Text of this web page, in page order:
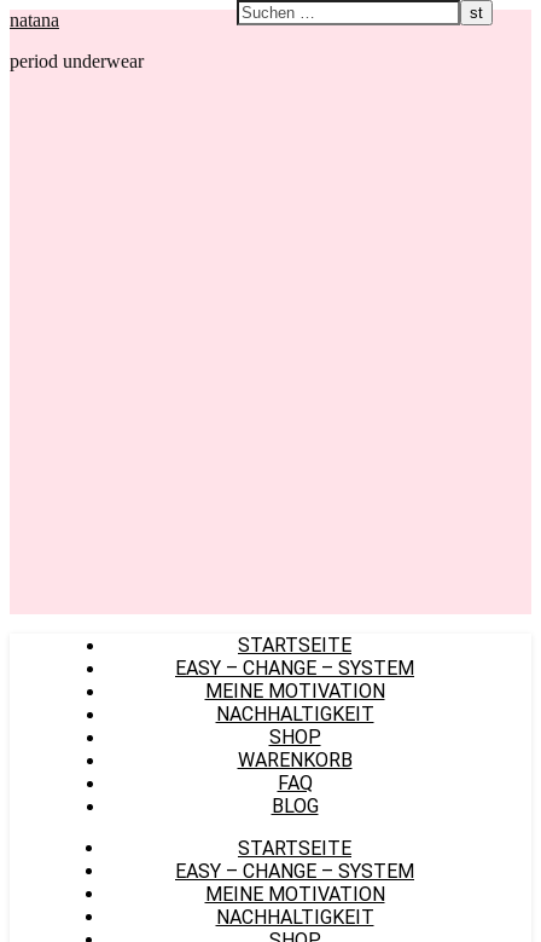
natana
period underwear
STARTSEITE
EASY – CHANGE – SYSTEM
MEINE MOTIVATION
NACHHALTIGKEIT
SHOP
WARENKORB
FAQ
BLOG
STARTSEITE
EASY – CHANGE – SYSTEM
MEINE MOTIVATION
NACHHALTIGKEIT